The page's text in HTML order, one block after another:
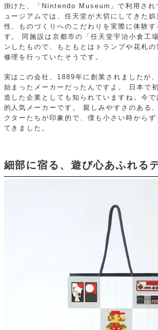
掛けた、「Nintendo Museum」で利用され
ュージアムでは、任天堂が大切にしてきた娯
性、ものづくりへのこだわりを実際に体験す
す。
同施設は京都市の「任天堂宇治小倉工
ンしたもので、もともとはトランプや花札
修理を行っていたそうです。
実はこの会社、1889年に創業されましたが
始まったメーカーだったんですよ。
日本で
造した企業としても知られていますね。今で
的人気メーカーです。
親しみやすさのある
クターたちが印象的で、僕も小さい時からず
てきました。
細部に宿る、遊び心あふれる